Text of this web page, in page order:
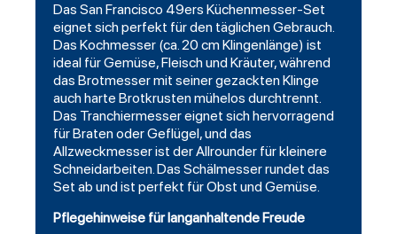
Das San Francisco 49ers Küchenmesser-Set
eignet sich perfekt für den täglichen Gebrauch.
Das Kochmesser (ca. 20 cm Klingenlänge) ist
ideal für Gemüse, Fleisch und Kräuter, während
das Brotmesser mit seiner gezackten Klinge
auch harte Brotkrusten mühelos durchtrennt.
Das Tranchiermesser eignet sich hervorragend
für Braten oder Geflügel, und das
Allzweckmesser ist der Allrounder für kleinere
Schneidarbeiten. Das Schälmesser rundet das
Set ab und ist perfekt für Obst und Gemüse.
Pflegehinweise für langanhaltende Freude